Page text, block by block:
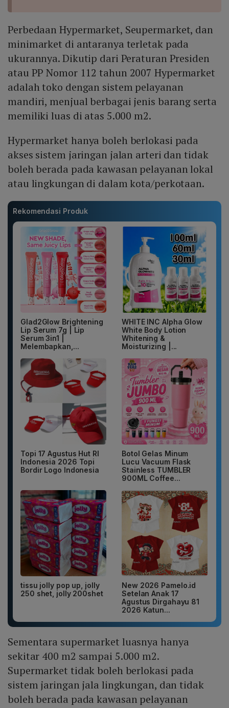
Perbedaan Hypermarket, Seupermarket, dan
minimarket di antaranya terletak pada
ukurannya. Dikutip dari Peraturan Presiden
atau PP Nomor 112 tahun 2007 Hypermarket
adalah toko dengan sistem pelayanan
mandiri, menjual berbagai jenis barang serta
memiliki luas di atas 5.000 m2.
Hypermarket hanya boleh berlokasi pada
akses sistem jaringan jalan arteri dan tidak
boleh berada pada kawasan pelayanan lokal
atau lingkungan di dalam kota/perkotaan.
Rekomendasi Produk
Glad2Glow Brightening
Lip Serum 7g | Lip
Serum 3in1 |
Melembapkan,...
WHITE INC Alpha Glow
White Body Lotion
Whitening &
Moisturizing |...
Topi 17 Agustus Hut RI
Indonesia 2026 Topi
Bordir Logo Indonesia
Botol Gelas Minum
Lucu Vacuum Flask
Stainless TUMBLER
900ML Coffee...
tissu jolly pop up, jolly
250 shet, jolly 200shet
New 2026 Pamelo.id
Setelan Anak 17
Agustus Dirgahayu 81
2026 Katun...
Sementara supermarket luasnya hanya
sekitar 400 m2 sampai 5.000 m2.
Supermarket tidak boleh berlokasi pada
sistem jaringan jala lingkungan, dan tidak
boleh berada pada kawasan pelayanan